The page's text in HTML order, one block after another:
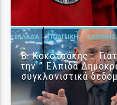
ΕΛΛΆΔΑ ΠΟΛΙΤΙΚΉ ΣΑΧΊΝΗΣ
Β. Κοκοτσάκης :
την ” Ελπίδα
συγκλονιστικά